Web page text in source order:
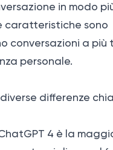
in modo
caratteristiche sono
conversazioni a più
personale.
differenze
4 è la